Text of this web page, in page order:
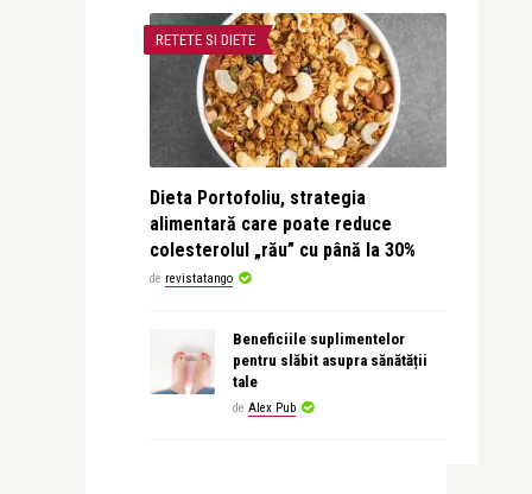
RETETE SI DIETE
Dieta Portofoliu, strategia
alimentară care poate reduce
colesterolul „rău” cu până la 30%
de revistatango
Beneficiile suplimentelor
pentru slăbit asupra sănătății
tale
de Alex Pub